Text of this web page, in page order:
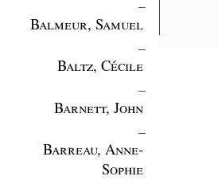
Balmeur, Samuel
Baltz, Cécile
Barnett, John
Barreau, Anne-
Sophie